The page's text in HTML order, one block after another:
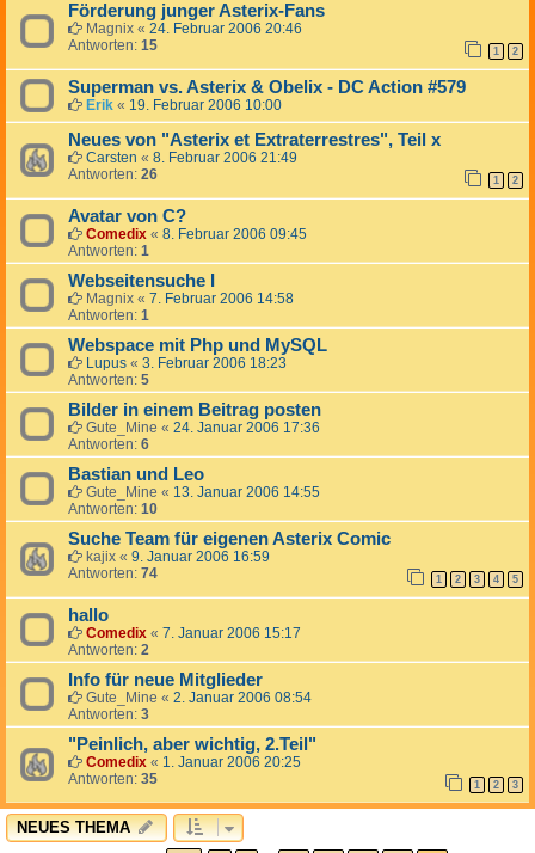
Förderung junger Asterix-Fans
Magnix « 24. Februar 2006 20:46
Antworten: 15 1 2
Superman vs. Asterix & Obelix - DC Action #579
Erik « 19. Februar 2006 10:00
Neues von "Asterix et Extraterrestres", Teil x
Carsten « 8. Februar 2006 21:49
Antworten: 26 1 2
Avatar von C?
Comedix « 8. Februar 2006 09:45
Antworten: 1
Webseitensuche I
Magnix « 7. Februar 2006 14:58
Antworten: 1
Webspace mit Php und MySQL
Lupus « 3. Februar 2006 18:23
Antworten: 5
Bilder in einem Beitrag posten
Gute_Mine « 24. Januar 2006 17:36
Antworten: 6
Bastian und Leo
Gute_Mine « 13. Januar 2006 14:55
Antworten: 10
Suche Team für eigenen Asterix Comic
kajix « 9. Januar 2006 16:59
Antworten: 74 1 2 3 4 5
hallo
Comedix « 7. Januar 2006 15:17
Antworten: 2
Info für neue Mitglieder
Gute_Mine « 2. Januar 2006 08:54
Antworten: 3
"Peinlich, aber wichtig, 2.Teil"
Comedix « 1. Januar 2006 20:25
Antworten: 35 1 2 3
NEUES THEMA